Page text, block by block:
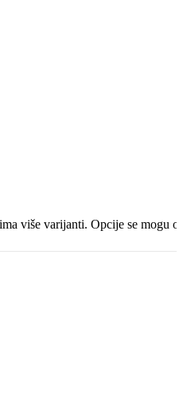
više varijanti. Opcije se mogu